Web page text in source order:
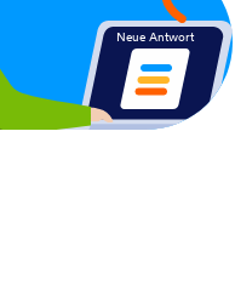
Neue Antwort